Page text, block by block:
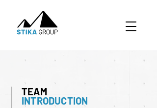
TEAM
INTRODUCTION